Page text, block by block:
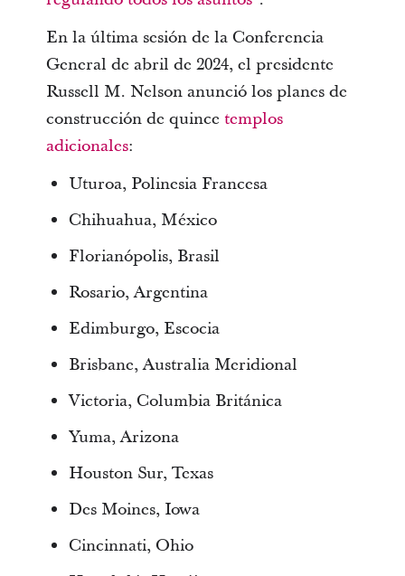
En la última sesión de la Conferencia
General de abril de 2024, el presidente
Russell M. Nelson anunció los planes de
construcción de quince templos
adicionales:
Uturoa, Polinesia Francesa
Chihuahua, México
Florianópolis, Brasil
Rosario, Argentina
Edimburgo, Escocia
Brisbane, Australia Meridional
Victoria, Columbia Británica
Yuma, Arizona
Houston Sur, Texas
Des Moines, Iowa
Cincinnati, Ohio